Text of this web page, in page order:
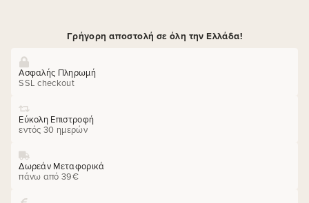
Γρήγορη αποστολή σε όλη την Ελλάδα!
Ασφαλής Πληρωμή
SSL checkout
Εύκολη Επιστροφή
εντός 30 ημερών
Δωρεάν Μεταφορικά
πάνω από 39€